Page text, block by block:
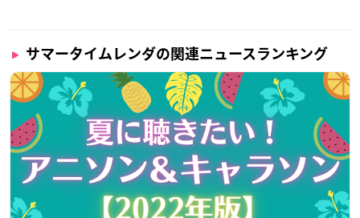
※敬称略
サマータイムレンダの関連ニュースランキング